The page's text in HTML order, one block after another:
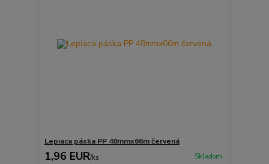
Lepiaca páska PP 48mmx66m červená
1,96 EUR/ks Skladom